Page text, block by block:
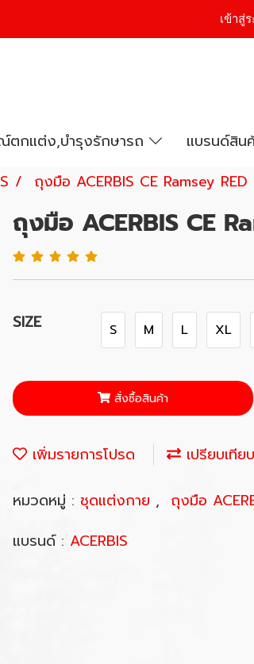
เข้าสู่
ตกแต่ง,บำรุงรักษารถ
แบรนด์สิน
ถุงมือ ACERBIS CE Ramsey RED
ถุงมือ ACERBIS CE
SIZE S M L XL
สั่งซื้อสินค้า
เพิ่มรายการโปรด เปรียบเทียบ
หมวดหมู่ : ชุดแต่งกาย , ถุงมือ
แบรนด์ : ACERBIS